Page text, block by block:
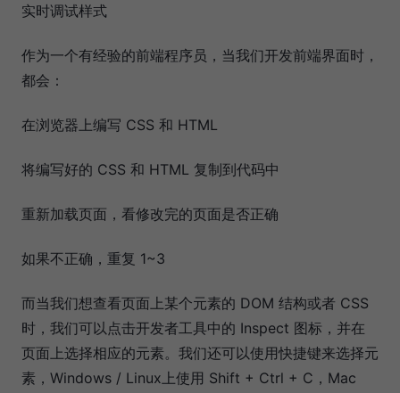
实时调试样式
作为一个有经验的前端程序员，当我们开发前端界面时，
都会：
在浏览器上编写 CSS 和 HTML
将编写好的 CSS 和 HTML 复制到代码中
重新加载页面，看修改完的页面是否正确
如果不正确，重复 1~3
而当我们想查看页面上某个元素的 DOM 结构或者 CSS
时，我们可以点击开发者工具中的 Inspect 图标，并在
页面上选择相应的元素。我们还可以使用快捷键来选择元
素，Windows / Linux上使用 Shift + Ctrl + C，Mac